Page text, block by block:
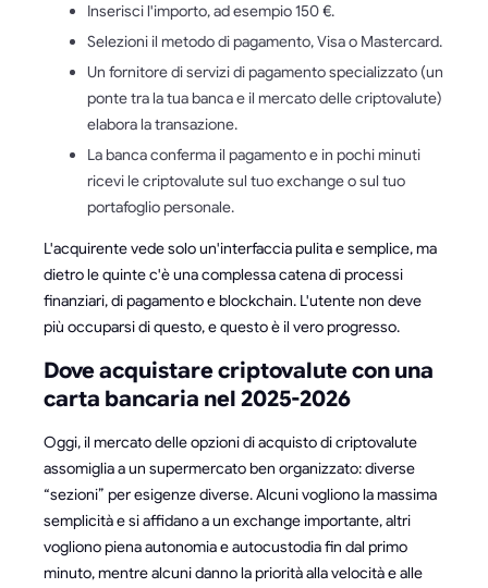
Inserisci l'importo, ad esempio 150 €.
Selezioni il metodo di pagamento, Visa o Mastercard.
Un fornitore di servizi di pagamento specializzato (un
ponte tra la tua banca e il mercato delle criptovalute)
elabora la transazione.
La banca conferma il pagamento e in pochi minuti
ricevi le criptovalute sul tuo exchange o sul tuo
portafoglio personale.
L'acquirente vede solo un'interfaccia pulita e semplice, ma
dietro le quinte c'è una complessa catena di processi
finanziari, di pagamento e blockchain. L'utente non deve
più occuparsi di questo, e questo è il vero progresso.
Dove acquistare criptovalute con una
carta bancaria nel 2025-2026
Oggi, il mercato delle opzioni di acquisto di criptovalute
assomiglia a un supermercato ben organizzato: diverse
“sezioni” per esigenze diverse. Alcuni vogliono la massima
semplicità e si affidano a un exchange importante, altri
vogliono piena autonomia e autocustodia fin dal primo
minuto, mentre alcuni danno la priorità alla velocità e alle